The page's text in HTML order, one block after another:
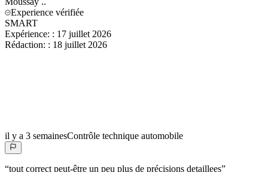
Experience vérifiée
SMART
Expérience: : 17 juillet 2026
Rédaction: : 18 juillet 2026
il y a 3 semainesContrôle technique automobile
“tout correct peut-être un peu plus de précisions detaillees”